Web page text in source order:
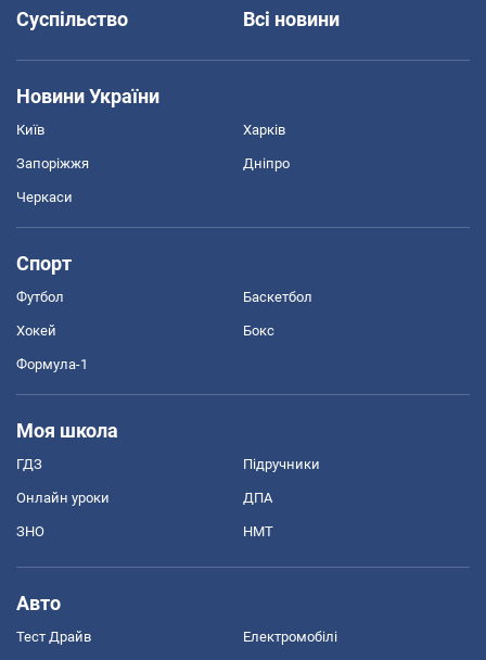
Суспільство
Всі новини
Новини України
Київ Харків
Запоріжжя Дніпро
Черкаси
Спорт
Футбол Баскетбол
Хокей Бокс
Формула-1
Моя школа
ГДЗ Підручники
Онлайн уроки ДПА
ЗНО НМТ
Авто
Тест Драйв Електромобілі